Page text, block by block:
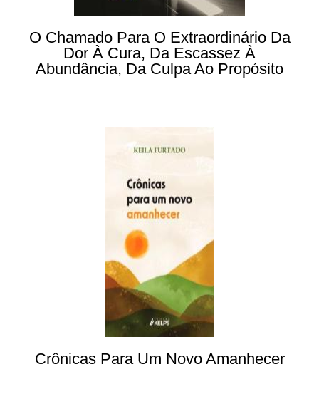
O Chamado Para O Extraordinário Da
Dor À Cura, Da Escassez À
Abundância, Da Culpa Ao Propósito
Crônicas Para Um Novo Amanhecer